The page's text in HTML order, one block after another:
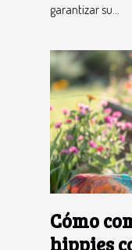
garantizar su...
Cómo
hippies